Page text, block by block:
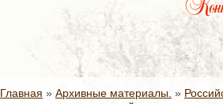
Главная » Архивные материалы. »